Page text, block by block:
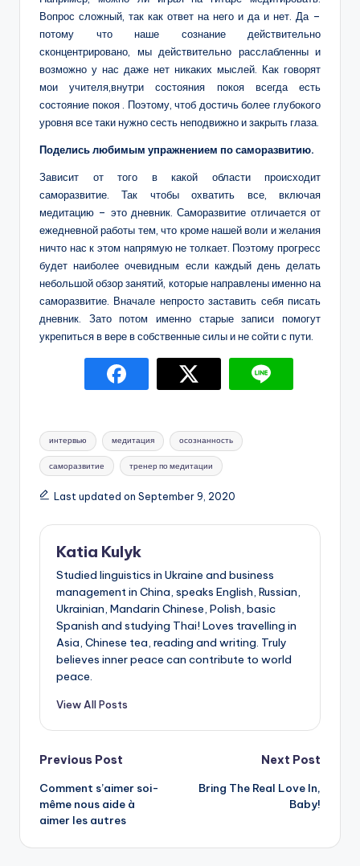
Вопрос сложный, так как ответ на него и да и нет. Да –
потому что наше сознание действительно
сконцентрировано, мы действительно расслабленны и
возможно у нас даже нет никаких мыслей. Как говорят
мои учителя,внутри состояния покоя всегда есть
состояние покоя . Поэтому, чтоб достичь более глубокого
уровня все таки нужно сесть неподвижно и закрыть глаза.
Поделись любимым упражнением по саморазвитию.
Зависит от того в какой области происходит
саморазвитие. Так чтобы охватить все, включая
медитацию – это дневник. Саморазвитие отличается от
ежедневной работы тем, что кроме нашей воли и желания
ничто нас к этом напрямую не толкает. Поэтому прогресс
будет наиболее очевидным если каждый день делать
небольшой обзор занятий, которые направлены именно на
саморазвитие. Вначале непросто заставить себя писать
дневник. Зато потом именно старые записи помогут
укрепиться в вере в собственные силы и не сойти с пути.
Tags:
интервью медитация осознанность
саморазвитие тренер по медитации
Last updated on September 9, 2020
Katia Kulyk
Studied linguistics in Ukraine and business
management in China, speaks English, Russian,
Ukrainian, Mandarin Chinese, Polish, basic
Spanish and studying Thai! Loves travelling in
Asia, Chinese tea, reading and writing. Truly
believes inner peace can contribute to world
peace.
View All Posts
Post
navigation
Previous Post
Comment s’aimer soi-
même nous aide à
aimer les autres
Next Post
Bring The Real Love In,
Baby!